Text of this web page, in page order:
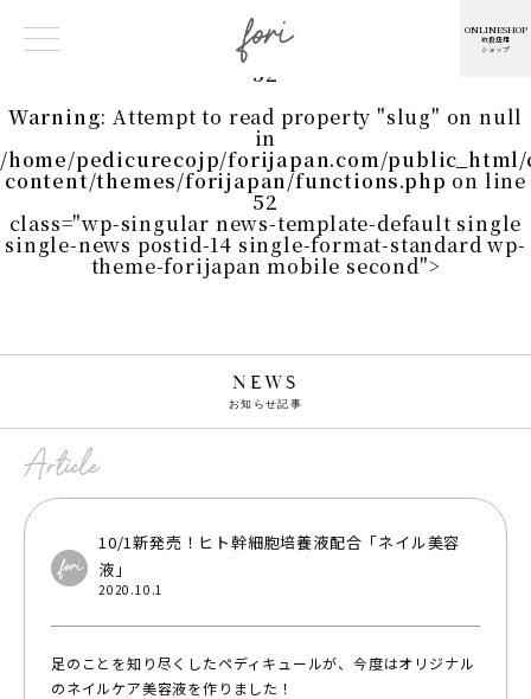
/home/pedicurecojp/forijapan.com/
content/themes/forijapan/functions.php on line
52
Warning: Attempt to read property "slug" on null
in
/home/pedicurecojp/forijapan.com/public_html/
content/themes/forijapan/functions.php on line
52
class="wp-singular news-template-default single
single-news postid-14 single-format-standard wp-
theme-forijapan mobile second">
ONLINESHOP
取扱店用
ショップ
NEWS
お知らせ記事
10/1新発売！ヒト幹細胞培養液配合「ネイル美容
液」
2020.10.1
足のことを知り尽くしたペディキュールが、今度はオリジナル
のネイルケア美容液を作りました！